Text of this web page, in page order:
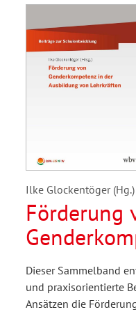
Ilke Glockentöger (Hg.)
Förderung
Lehrkräften
Dieser Sammelband
und praxisorientierte
Ansätzen die